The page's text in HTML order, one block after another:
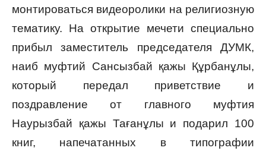
монтироваться видеоролики на религиозную
тематику. На открытие мечети специально
прибыл заместитель председателя ДУМК,
наиб муфтий Сансызбай қажы Құрбанұлы,
который передал приветствие и
поздравление от главного муфтия
Наурызбай қажы Тағанұлы и подарил 100
книг, напечатанных в типографии